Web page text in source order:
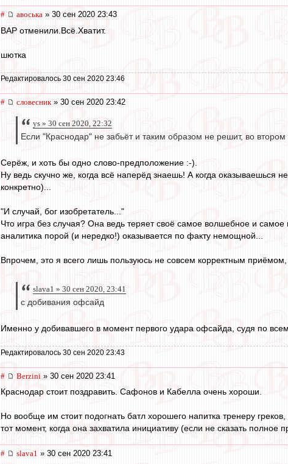
# авоська » 30 сен 2020 23:43
ВАР отменили.Всё.Хватит.
шютка
Редактировалось 30 сен 2020 23:46
# словесник» 30 сен 2020 23:42
ys » 30 сен 2020, 22:32
Если "Краснодар" не забьёт и таким образом не решит, во
Серёж, и хоть бы одно слово-предположение :-).
Ну ведь скучно же, когда всё наперёд знаешь! А когда
конкретно)...
"И случай, бог изобретатель..."
Что игра без случая? Она ведь теряет своё самое волшебное и
аналитика порой (и нередко!) оказывается по факту немощной...
Впрочем, это я всего лишь пользуюсь не совсем корректным
slava1 » 30 сен 2020, 23:41
с добивания офсайд
Именно у добивавшего в момент первого удара офсайда, судя по
Редактировалось 30 сен 2020 23:43
# Berzini » 30 сен 2020 23:41
Краснодар стоит поздравить. Сафонов и Кабелла очень хороши.
Но вообще им стоит подогнать батл хорошего напитка тренеру
тот момент, когда она захватила инициативу (если не сказать полное
# slava1 » 30 сен 2020 23:41